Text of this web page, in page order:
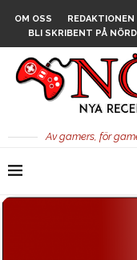
OM OSS REDAKTIONEN
BLI SKRIBENT PÅ
Av gamers, för